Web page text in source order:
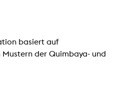
basiert auf
der Quimbaya- und